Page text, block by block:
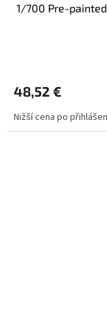
1/700 Pre-
48,52 €
Nižší cena po